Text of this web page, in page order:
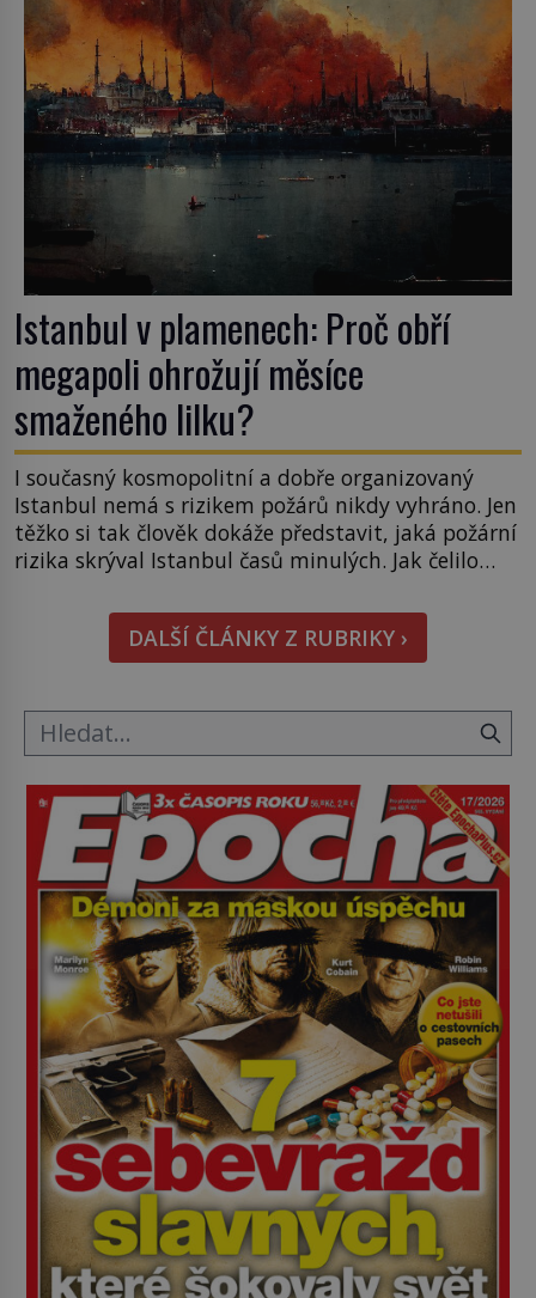
Istanbul v plamenech: Proč obří
megapoli ohrožují měsíce
smaženého lilku?
I současný kosmopolitní a dobře organizovaný
Istanbul nemá s rizikem požárů nikdy vyhráno. Jen
těžko si tak člověk dokáže představit, jaká požární
rizika skrýval Istanbul časů minulých. Jak čelilo
proč jsou zde stále tolik obávány měsíce
smaženého lilku? První hasičský sbor se
v Istanbulu objevuje v roce 1714 a […]
DALŠÍ ČLÁNKY Z RUBRIKY ›